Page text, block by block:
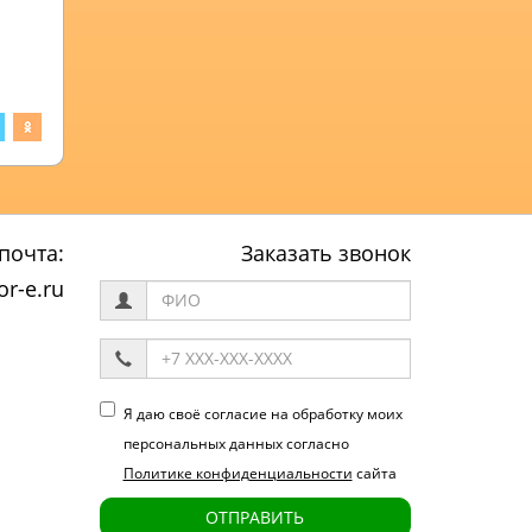
e.ru
Заказать звонок
Я даю своё согласие на обработку моих
персональных данных согласно
Политике конфиденциальности сайта
ОТПРАВИТЬ